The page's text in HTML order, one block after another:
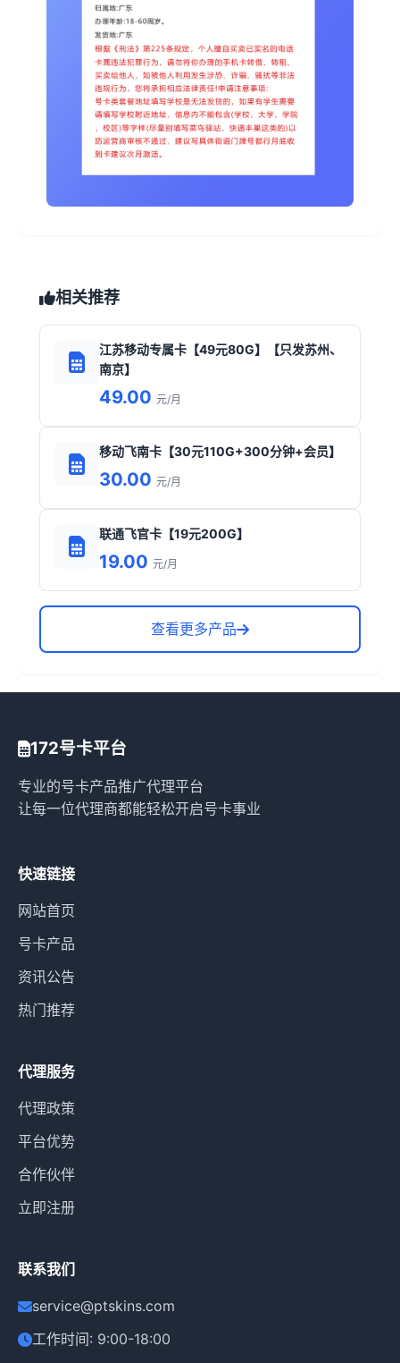
相关推荐
江苏移动专属卡【49元80G】【只发苏州、
南京】
49.00 元/月
移动飞南卡【30元110G+300分钟+会员】
30.00 元/月
联通飞官卡【19元200G】
19.00 元/月
查看更多产品
172号卡平台
专业的号卡产品推广代理平台
让每一位代理商都能轻松开启号卡事业
快速链接
网站首页
号卡产品
资讯公告
热门推荐
代理服务
代理政策
平台优势
合作伙伴
立即注册
联系我们
service@ptskins.com
工作时间: 9:00-18:00